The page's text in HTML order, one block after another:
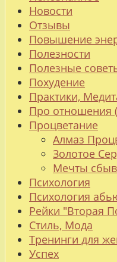
Новости
Отзывы
Повышение
Полезности
Полезные
Похудение
Практики,
Про отношения
Процветание
Алмаз
Золотое
Мечты
Психология
Психология
Рейки "Вторая
Стиль, Мода
Тренинги для
Успех